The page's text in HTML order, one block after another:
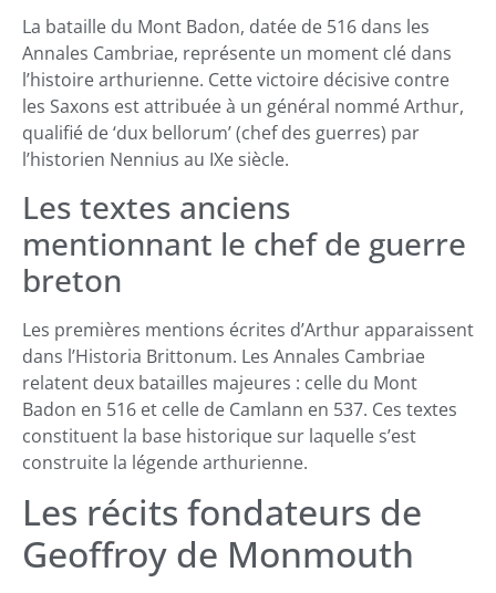
La bataille du Mont Badon, datée de 516 dans les
Annales Cambriae, représente un moment clé dans
l’histoire arthurienne. Cette victoire décisive contre
les Saxons est attribuée à un général nommé Arthur,
qualifié de ‘dux bellorum’ (chef des guerres) par
l’historien Nennius au IXe siècle.
Les textes anciens
mentionnant le chef de guerre
breton
Les premières mentions écrites d’Arthur apparaissent
dans l’Historia Brittonum. Les Annales Cambriae
relatent deux batailles majeures : celle du Mont
Badon en 516 et celle de Camlann en 537. Ces textes
constituent la base historique sur laquelle s’est
construite la légende arthurienne.
Les récits fondateurs de
Geoffroy de Monmouth